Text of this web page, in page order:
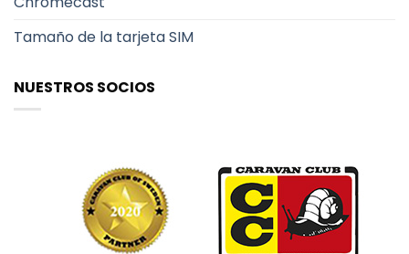
Tamaño de la tarjeta SIM
NUESTROS SOCIOS